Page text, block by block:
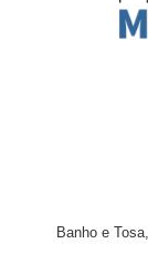
Banho e